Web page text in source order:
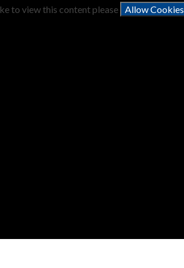
to view this content please Allow Cookies